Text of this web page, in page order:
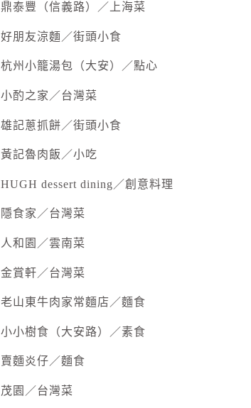
鼎泰豐（信義路）／上海菜
好朋友涼麵／街頭小食
杭州小籠湯包（大安）／點心
小酌之家／台灣菜
雄記蔥抓餅／街頭小食
黃記魯肉飯／小吃
HUGH dessert dining／創意料理
隱食家／台灣菜
人和園／雲南菜
金賞軒／台灣菜
老山東牛肉家常麵店／麵食
小小樹食（大安路）／素食
賣麵炎仔／麵食
茂園／台灣菜